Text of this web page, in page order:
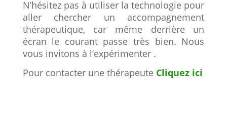
N’hésitez pas à utiliser la technologie pour
aller chercher un accompagnement
thérapeutique, car même derrière un
écran le courant passe très bien. Nous
vous invitons à l’expérimenter .
Pour contacter une thérapeuteCliquez ici